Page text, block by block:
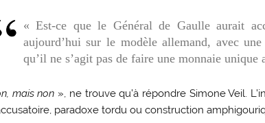
« Est-ce que le Général de Gaulle aurait
aujourd’hui sur le modèle allemand, avec
qu’il ne s’agit pas de faire une monnaie
mais non », ne trouve qu’à répondre Simone Veil.
paradoxe tordu ou construction